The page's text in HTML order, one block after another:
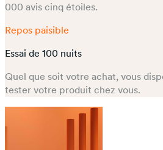
000 avis cinq étoiles.
Repos paisible
Essai de 100 nuits
Quel que soit votre achat, vous
tester votre produit chez vous.